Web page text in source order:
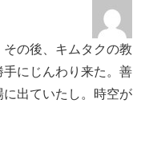
の後、キムタクの教
にじんわり来た。善
出ていたし。時空が